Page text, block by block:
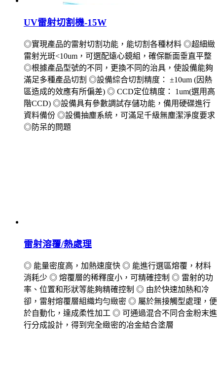
UV雷射切割機-15W
◎實現產品的雷射切割功能，能切割各種材料 ◎超細緻
雷射光斑<10um，可選配遠心鏡組，確保斷面垂直平整
◎根據產品型號的不同，更換不同的治具，使設備能夠
滿足多種產品切割 ◎設備綜合切割精度： ±10um (因熱
區造成的效應有所偏差) ◎ CCD定位精度： 1um(選用高
階CCD) ◎設備具有參數調試存儲功能，備用硬碟進行
資料備份 ◎設備抽塵系統，可滿足千級無塵潔淨度要求
◎防呆的問題
雷射溶覆/熱處理
◎ 能量密度高，加熱速度快 ◎ 能進行選區熔覆，材料
消耗少 ◎ 熔覆層的稀釋度小，可精確控制 ◎ 雷射的功
率、位置和形狀等能夠精確控制 ◎ 由於快速加熱和冷
卻，雷射熔覆層組織均勻緻密 ◎ 屬於無接觸型處理，便
於自動化，達成柔性加工 ◎ 可通過混合不同合金粉末進
行分成設計，得到完全緻密的冶金結合塗層